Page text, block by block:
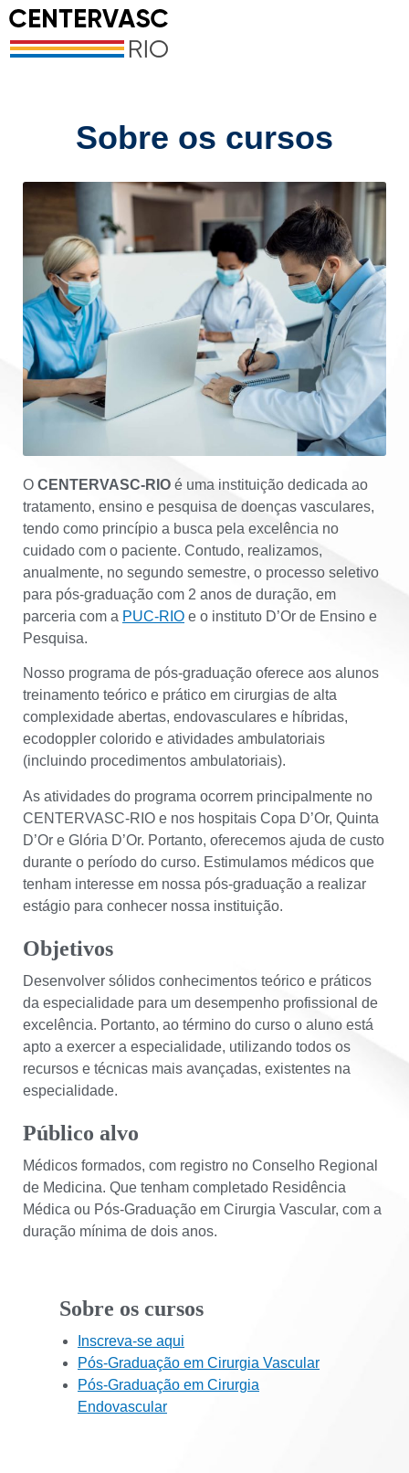
Sobre os cursos
O CENTERVASC-RIO é uma instituição dedicada ao
tratamento, ensino e pesquisa de doenças vasculares,
tendo como princípio a busca pela excelência no
cuidado com o paciente. Contudo, realizamos,
anualmente, no segundo semestre, o processo seletivo
para pós-graduação com 2 anos de duração, em
parceria com a PUC-RIO e o instituto D’Or de Ensino e
Pesquisa.
Nosso programa de pós-graduação oferece aos alunos
treinamento teórico e prático em cirurgias de alta
complexidade abertas, endovasculares e híbridas,
ecodoppler colorido e atividades ambulatoriais
(incluindo procedimentos ambulatoriais).
As atividades do programa ocorrem principalmente no
CENTERVASC-RIO e nos hospitais Copa D’Or, Quinta
D’Or e Glória D’Or. Portanto, oferecemos ajuda de custo
durante o período do curso. Estimulamos médicos que
tenham interesse em nossa pós-graduação a realizar
estágio para conhecer nossa instituição.
Objetivos
Desenvolver sólidos conhecimentos teórico e práticos
da especialidade para um desempenho profissional de
excelência. Portanto, ao término do curso o aluno está
apto a exercer a especialidade, utilizando todos os
recursos e técnicas mais avançadas, existentes na
especialidade.
Público alvo
Médicos formados, com registro no Conselho Regional
de Medicina. Que tenham completado Residência
Médica ou Pós-Graduação em Cirurgia Vascular, com a
duração mínima de dois anos.
Sobre os cursos
Inscreva-se aqui
Pós-Graduação em Cirurgia Vascular
Pós-Graduação em Cirurgia
Endovascular